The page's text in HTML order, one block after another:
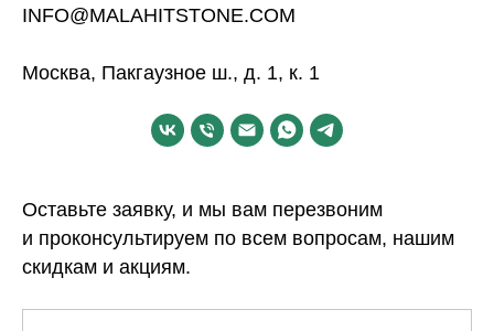
INFO@MALAHITSTONE.COM
Москва, Пакгаузное ш., д. 1, к. 1
Оставьте заявку, и мы вам перезвоним
и проконсультируем по всем вопросам, нашим
скидкам и акциям.